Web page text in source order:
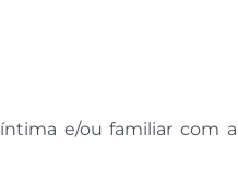
e/ou familiar com a